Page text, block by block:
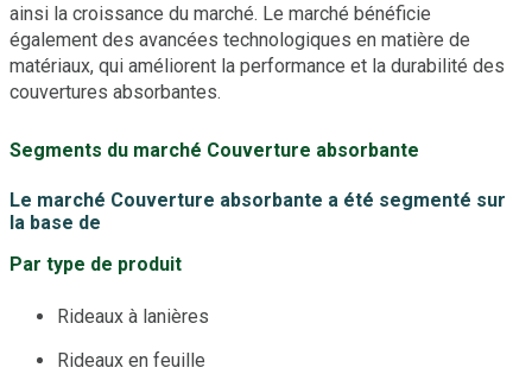
ainsi la croissance du marché. Le marché bénéficie
également des avancées technologiques en matière de
matériaux, qui améliorent la performance et la durabilité des
couvertures absorbantes.
Segments du marché Couverture absorbante
Le marché Couverture absorbante a été segmenté sur
la base de
Par type de produit
Rideaux à lanières
Rideaux en feuille